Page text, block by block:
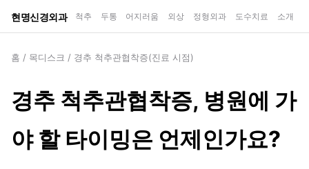
현명신경외과 척추 두통 어지러움 외상 정형외과 도수치료 소개
홈 / 목디스크 / 경추 척추관협착증(진료 시점)
경추 척추관협착증, 병원에 가
야 할 타이밍은 언제인가요?